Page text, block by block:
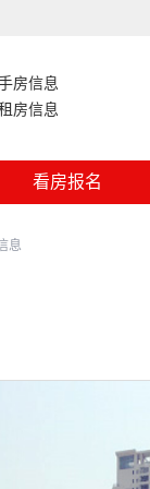
房信息
房信息
看房报名
息